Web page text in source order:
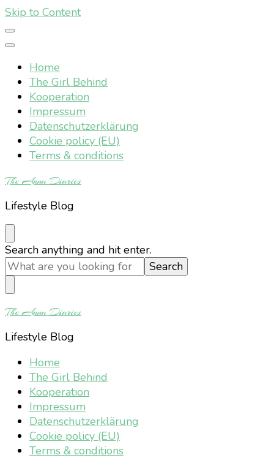
Skip to Content
Home
The Girl Behind
Kooperation
Impressum
Datenschutzerklärung
Cookie policy (EU)
Terms & conditions
The Anna Diaries
Lifestyle Blog
Looking
for
Something?
Search anything and hit enter.
The Anna Diaries
Lifestyle Blog
Home
The Girl Behind
Kooperation
Impressum
Datenschutzerklärung
Cookie policy (EU)
Terms & conditions